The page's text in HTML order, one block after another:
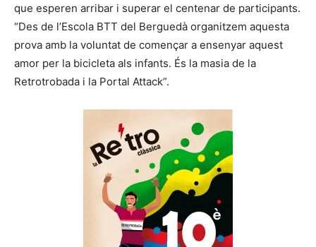
que esperen arribar i superar el centenar de participants.
“Des de l’Escola BTT del Berguedà organitzem aquesta
prova amb la voluntat de començar a ensenyar aquest
amor per la bicicleta als infants. És la masia de la
Retrotrobada i la Portal Attack”.